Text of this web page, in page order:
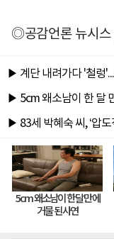
◎공감언론 뉴시스